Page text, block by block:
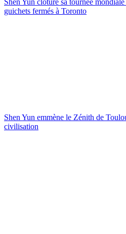
Shen Yun clôture sa tournée
guichets fermés à Toronto
Shen Yun emmène le Zénith de
civilisation